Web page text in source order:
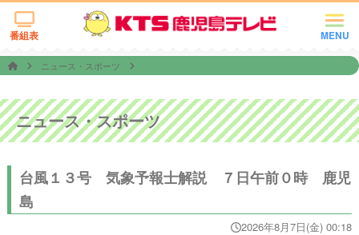
MENU
番組表
ニュース・スポーツ
ニュース・スポーツ
台風１３号 気象予報士解説 ７日午前０時 鹿児
島
2026年8月7日(金) 00:18